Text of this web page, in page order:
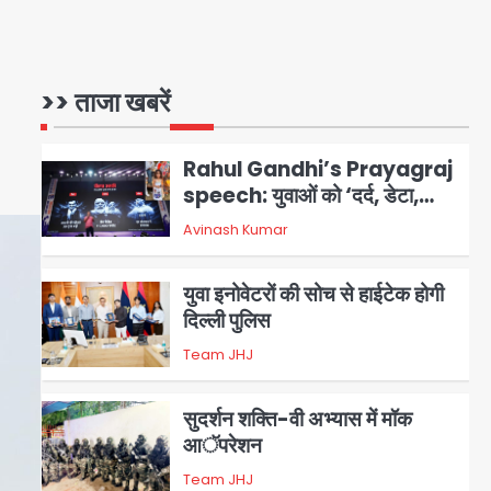
>> ताजा खबरें
2
युवा इनोवेटरों की सोच से हाईटेक होगी
दिल्ली पुलिस
Team JHJ
4
सुदर्शन शक्ति-वी अभ्यास में मॉक
आॅपरेशन
Team JHJ
एयरपोर्ट का फर्जी कर्मचारी बनकर 3
लाख उड़ाए, अब पहुंचा सलाखों के पीछे
Team JHJ